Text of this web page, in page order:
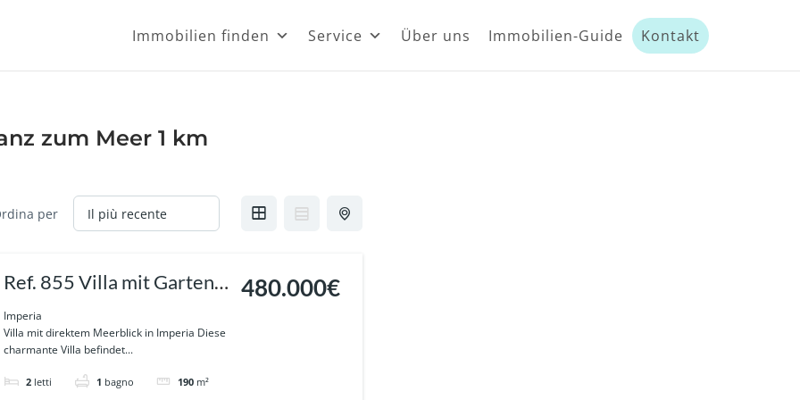
Immobilien finden Service Über uns Immobilien-Guide Kontakt
zum Meer 1 km
per
Ref. 855 Villa mit Garten,
Whirlpool und direktem
Meerblick -Imperia
Imperia
Villa mit direktem Meerblick in Imperia Diese
charmante Villa befindet...
2 letti 1 bagno 190 m²
480.000€